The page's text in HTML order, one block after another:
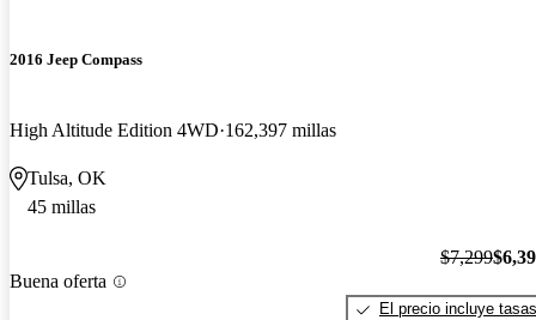
2016 Jeep Compass
High Altitude Edition 4WD 162,397 millas
Tulsa, OK
45 millas
Buena oferta
$7,299
El precio incluye tasas